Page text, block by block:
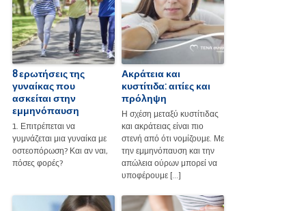
8 ερωτήσεις της
γυναίκας που
ασκείται στην
εμμηνόπαυση
1. Επιτρέπεται να
γυμνάζεται μια γυναίκα με
οστεοπόρωση? Και αν ναι,
πόσες φορές?
Ακράτεια και
κυστίτιδα: αιτίες και
πρόληψη
Η σχέση μεταξύ κυστίτιδας
και ακράτειας είναι πιο
στενή από ότι νομίζουμε. Με
την εμμηνόπαυση και την
απώλεια ούρων μπορεί να
υποφέρουμε […]